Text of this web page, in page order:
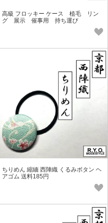
高級 フロッキー ケース 植毛 リン
グ 展示 催事用 持ち運び
ちりめん 縮緬 西陣織 くるみボタン ヘ
アゴム 送料185円